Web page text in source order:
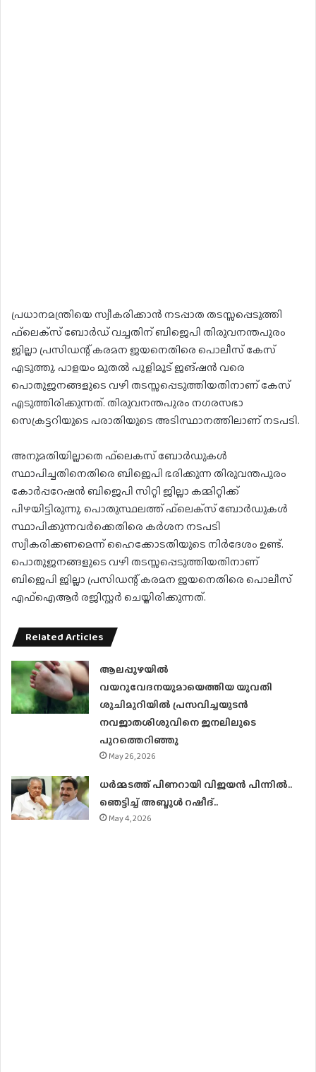
പ്രധാനമന്ത്രിയെ സ്വീകരിക്കാന്‍ നടപ്പാത തടസ്സപ്പെടുത്തി
ഫ്‌ലെക്‌സ് ബോര്‍ഡ് വച്ചതിന് ബിജെപി തിരുവനന്തപുരം
ജില്ലാ പ്രസിഡന്റ് കരമന ജയനെതിരെ പൊലീസ് കേസ്
എടുത്തു. പാളയം മുതല്‍ പുളിമൂട് ജങ്ഷന്‍ വരെ
പൊതുജനങ്ങളുടെ വഴി തടസ്സപ്പെടുത്തിയതിനാണ് കേസ്
എടുത്തിരിക്കുന്നത്. തിരുവനന്തപുരം നഗരസഭാ
സെക്രട്ടറിയുടെ പരാതിയുടെ അടിസ്ഥാനത്തിലാണ് നടപടി.
അനുമതിയില്ലാതെ ഫ്‌ലെകസ് ബോര്‍ഡുകള്‍
സ്ഥാപിച്ചതിനെതിരെ ബിജെപി ഭരിക്കുന്ന തിരുവന്തപുരം
കോര്‍പ്പറേഷന്‍ ബിജെപി സിറ്റി ജില്ലാ കമ്മിറ്റിക്ക്
പിഴയിട്ടിരുന്നു. പൊതുസ്ഥലത്ത് ഫ്‌ലെക്‌സ് ബോര്‍ഡുകള്‍
സ്ഥാപിക്കുന്നവര്‍ക്കെതിരെ കര്‍ശന നടപടി
സ്വീകരിക്കണമെന്ന് ഹൈക്കോടതിയുടെ നിര്‍ദേശം ഉണ്ട്.
പൊതുജനങ്ങളുടെ വഴി തടസ്സപ്പെടുത്തിയതിനാണ്
ബിജെപി ജില്ലാ പ്രസിഡന്റ് കരമന ജയനെതിരെ പൊലീസ്
എഫ്‌ഐആര്‍ രജിസ്റ്റര്‍ ചെയ്തിരിക്കുന്നത്.
Related Articles
ആലപ്പുഴയിൽ
വയറുവേദനയുമായെത്തിയ യുവതി
ശുചിമുറിയിൽ പ്രസവിച്ചയുടൻ
നവജാതശിശുവിനെ ജനലിലൂടെ
പുറത്തെറിഞ്ഞു
May 26, 2026
ധര്‍മ്മടത്ത് പിണറായി വിജയന്‍ പിന്നില്‍..
ഞെട്ടിച്ച് അബ്ദുൾ റഷീദ്..
May 4, 2026